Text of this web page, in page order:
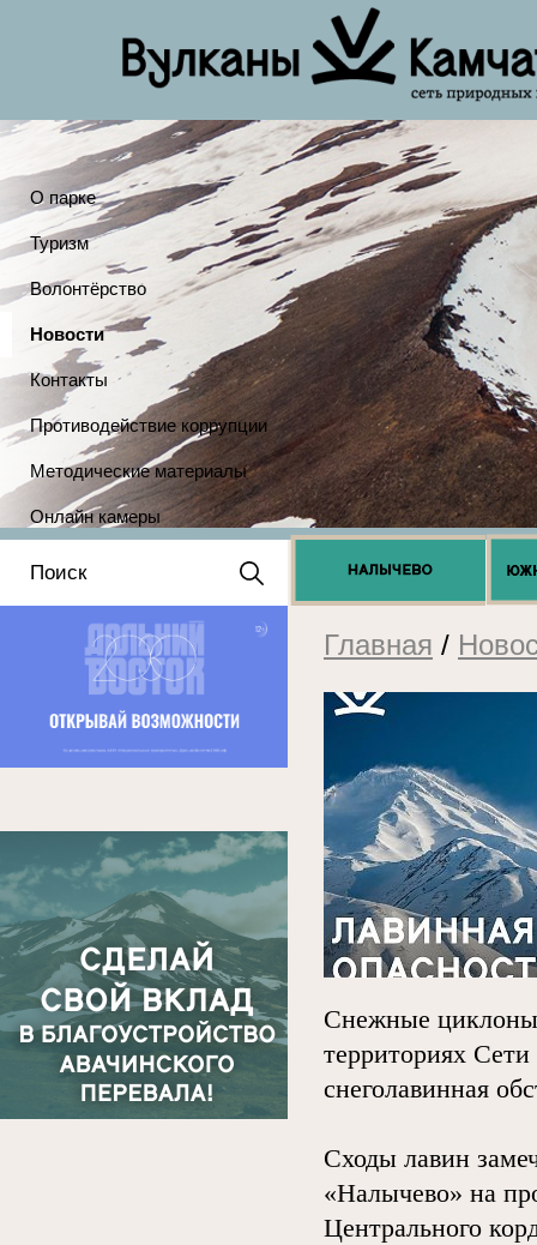
О парке
Туризм
Волонтёрство
Новости
Контакты
Противодействие коррупции
Методические материалы
Онлайн камеры
Положение о выдаче
разрешений 2025
Главная /
Снежные циклоны
территориях
снеголавинная
Сходы лавин
«Налычево» на
Центрального